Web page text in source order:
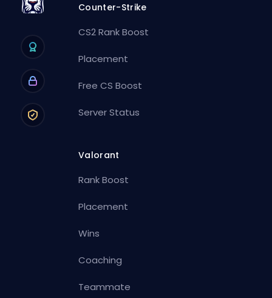
Counter-Strike
CS2 Rank Boost
Placement
Free CS Boost
Server Status
Valorant
Rank Boost
Placement
Wins
Coaching
Teammate